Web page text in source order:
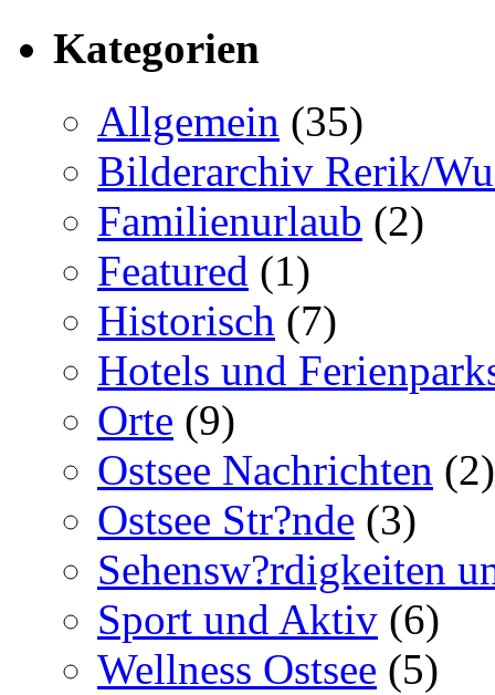
Kategorien
Allgemein (35)
Bilderarchiv Rerik/
Familienurlaub (2)
Featured (1)
Historisch (7)
Hotels und
Orte (9)
Ostsee Nachrichten (2)
Ostsee Str?nde (3)
Sehensw?rdigkeiten
Sport und Aktiv (6)
Wellness Ostsee (5)